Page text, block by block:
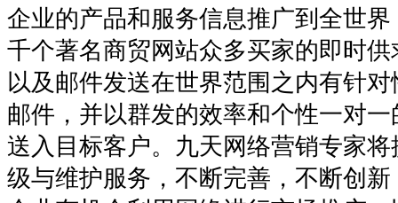
企业的产品和服务信息推广到全世
千个著名商贸网站众多买家的即时
以及邮件发送在世界范围之内有针
邮件，并以群发的效率和个性一对
送入目标客户。九天网络营销专家
级与维护服务，不断完善，不断创